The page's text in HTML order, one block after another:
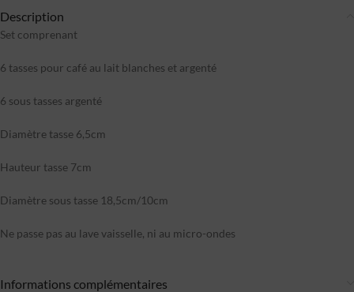
Description
Set comprenant
6 tasses pour café au lait blanches et argenté
6 sous tasses argenté
Diamètre tasse 6,5cm
Hauteur tasse 7cm
Diamètre sous tasse 18,5cm/10cm
Ne passe pas au lave vaisselle, ni au micro-ondes
Informations complémentaires